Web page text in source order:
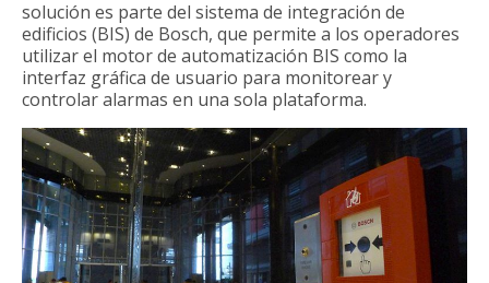
solución es parte del sistema de integración de
edificios (BIS) de Bosch, que permite a los operadores
utilizar el motor de automatización BIS como la
interfaz gráfica de usuario para monitorear y
controlar alarmas en una sola plataforma.